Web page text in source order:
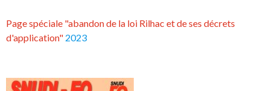
Page spéciale "abandon de la loi Rilhac et de ses décrets
d'application" 2023